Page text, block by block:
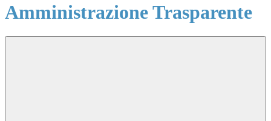
Amministrazione Trasparente